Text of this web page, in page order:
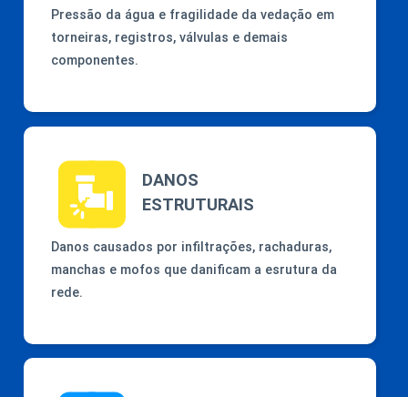
Pressão da água e fragilidade da vedação em
torneiras, registros, válvulas e demais
componentes.
DANOS
ESTRUTURAIS
Danos causados por infiltrações, rachaduras,
manchas e mofos que danificam a esrutura da
rede.